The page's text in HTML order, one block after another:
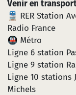
Venir en
🚆 RER Station
Radio France
🚇 Métro
Ligne 6 station
Ligne 9 station
Ligne 10 stations
Michels